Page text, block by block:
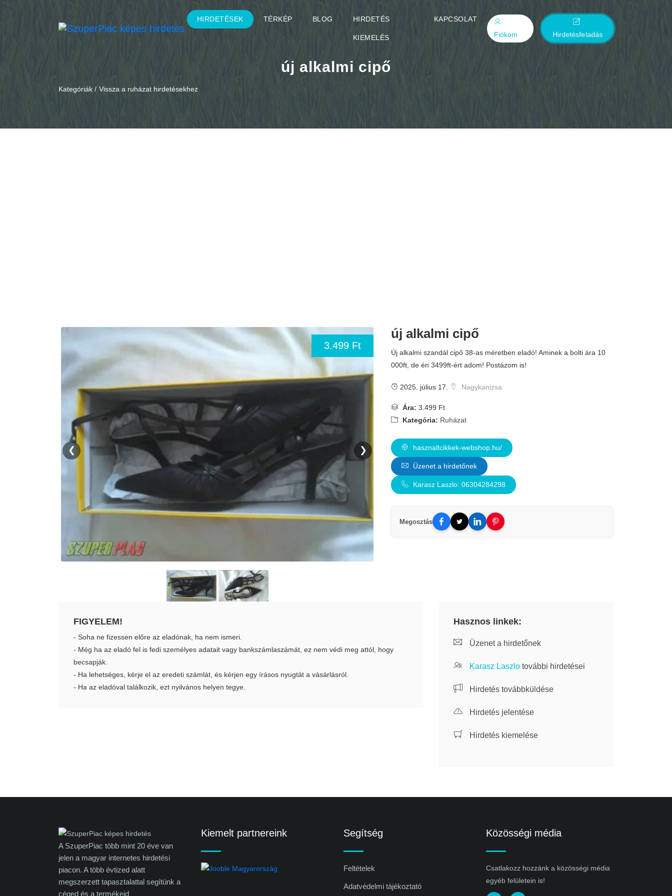
HIRDETÉSEK TÉRKÉP BLOG HIRDETÉS
KIEMELÉS
KAPCSOLAT
Fiókom
Hirdetésfeladás
új alkalmi cipő
Kategóriák / Vissza a ruházat hirdetésekhez
3.499 Ft
❮ ❯
új alkalmi cipő
Új alkalmi szandál cipő 38-as méretben eladó! Aminek a bolti ára 10
000ft, de én 3499ft-ért adom! Postázom is!
2025. július 17. Nagykanizsa
Ára: 3.499 Ft
Kategória: Ruházat
hasznaltcikkek-webshop.hu/
Üzenet a hirdetőnek
Karasz Laszlo: 06304284298
Megosztás
FIGYELEM!
- Soha ne fizessen előre az eladónak, ha nem ismeri.
- Még ha az eladó fel is fedi személyes adatait vagy bankszámlaszámát, ez nem védi meg attól, hogy
becsapják.
- Ha lehetséges, kérje el az eredeti számlát, és kérjen egy írásos nyugtát a vásárlásról.
- Ha az eladóval találkozik, ezt nyilvános helyen tegye.
Hasznos linkek:
Üzenet a hirdetőnek
Karasz Laszlo további hirdetései
Hirdetés továbbküldése
Hirdetés jelentése
Hirdetés kiemelése
A SzuperPiac több mint 20 éve van
jelen a magyar internetes hirdetési
piacon. A több évtized alatt
megszerzett tapasztalattal segítünk a
céged és a termékeid
Kiemelt partnereink Segítség
Feltételek
Adatvédelmi tájékoztató
Közösségi média
Csatlakozz hozzánk a közösségi média
egyéb felületein is!